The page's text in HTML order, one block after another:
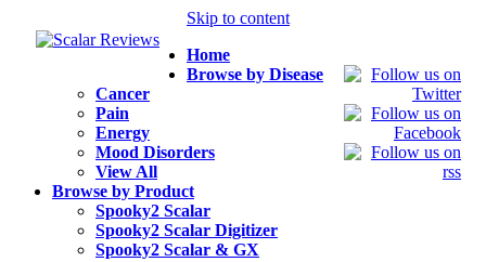
Skip to content
Home
Browse by Disease
Cancer
Pain
Energy
Mood Disorders
View All
Browse by Product
Spooky2 Scalar
Spooky2 Scalar Digitizer
Spooky2 Scalar & GX